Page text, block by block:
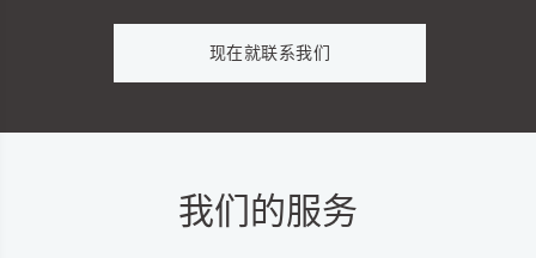
现在就联系我们
我们的服务